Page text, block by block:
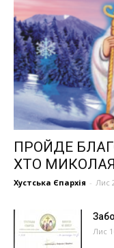
ПРОЙДЕ
ХТО
Хустська Єпархія - Лис
Лис